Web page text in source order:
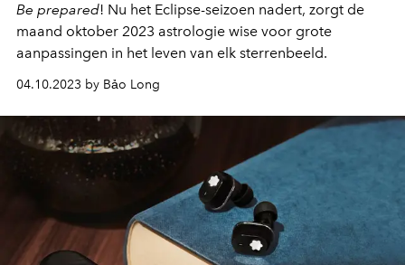
Be prepared! Nu het Eclipse-seizoen nadert, zorgt de
maand oktober 2023 astrologie wise voor grote
aanpassingen in het leven van elk sterrenbeeld.
04.10.2023 by Bảo Long